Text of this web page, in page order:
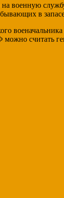
военную
в
считать